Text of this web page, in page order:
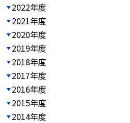
2022年度
2021年度
2020年度
2019年度
2018年度
2017年度
2016年度
2015年度
2014年度